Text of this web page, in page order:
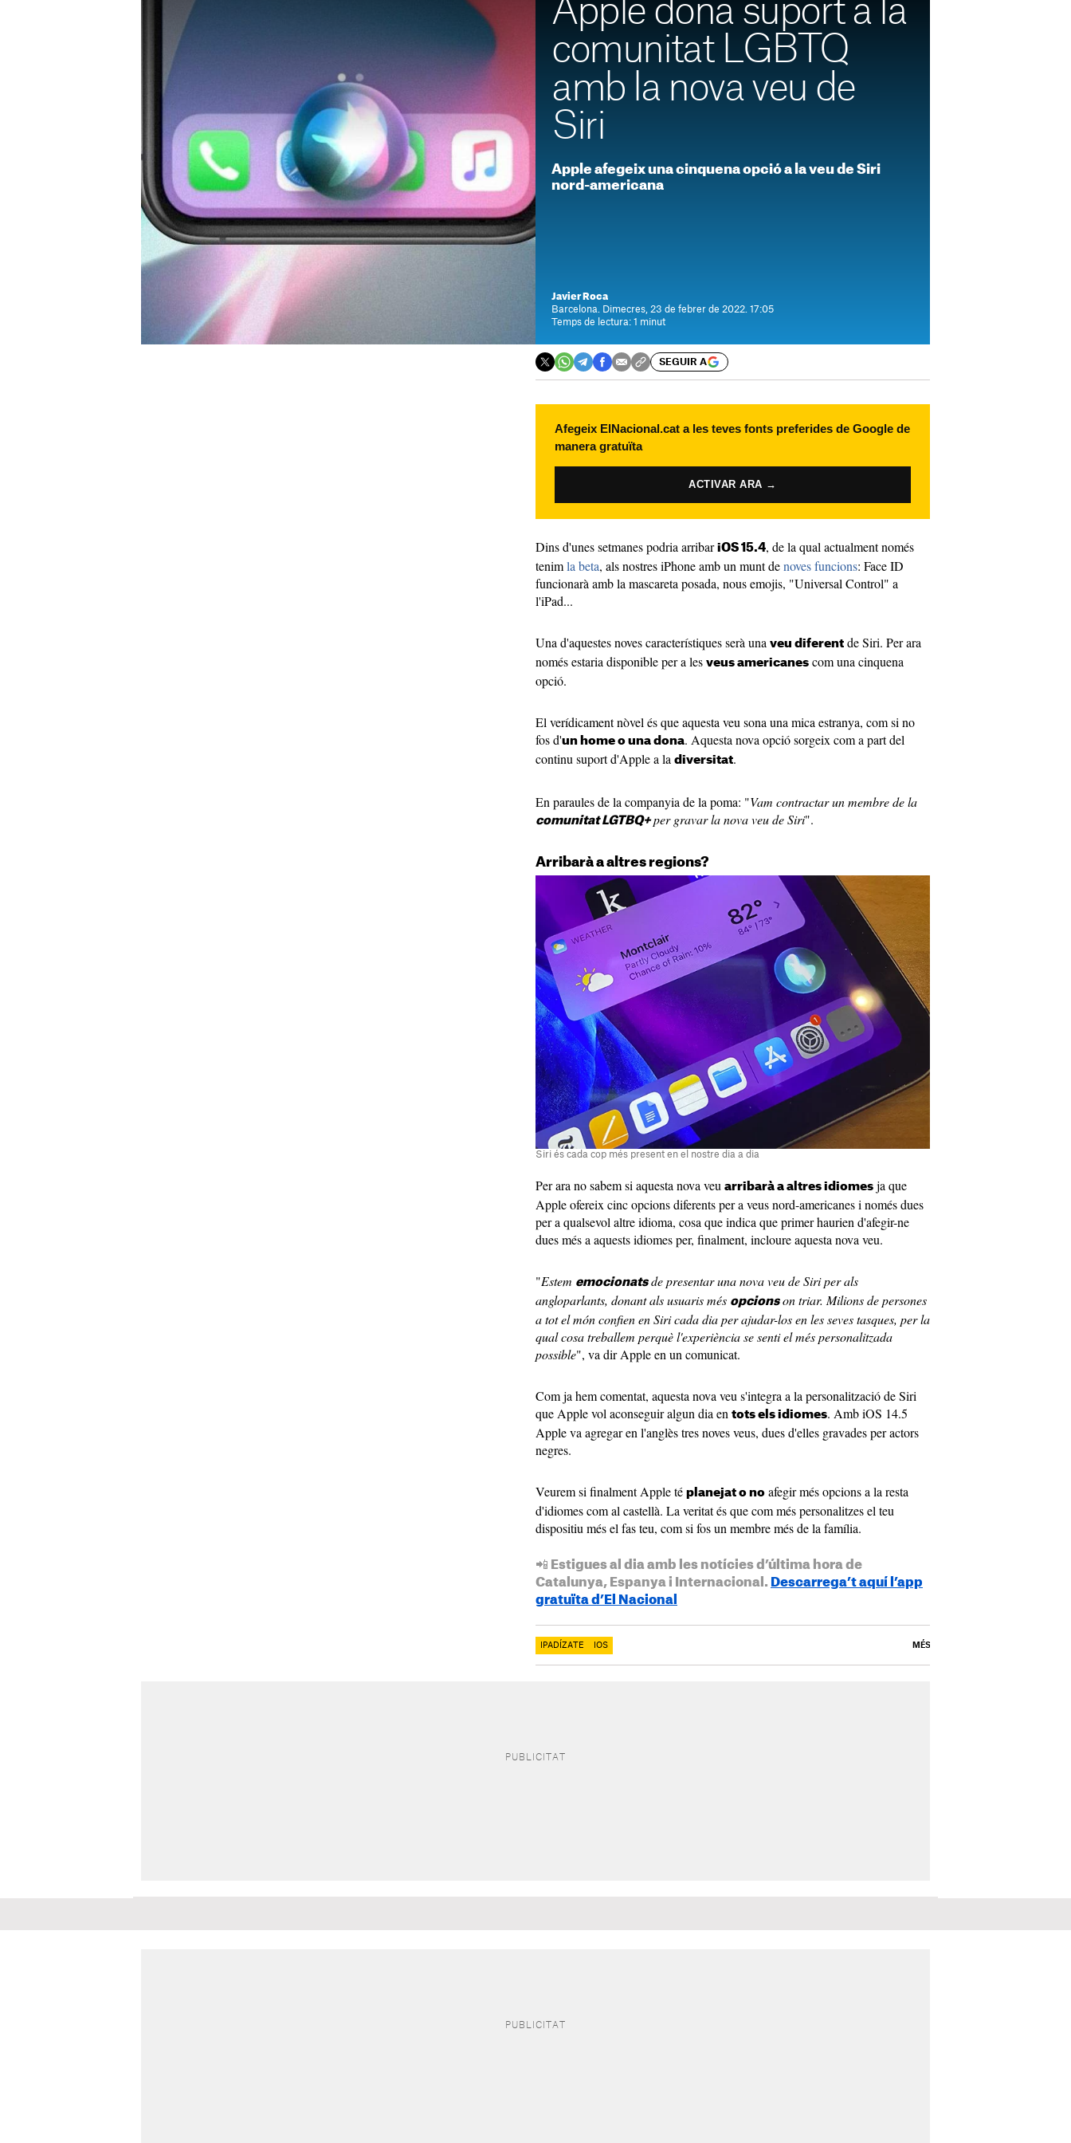
Apple dona suport a la
comunitat LGBTQ
amb la nova veu de
Siri
Apple afegeix una cinquena opció a la veu de Siri
nord-americana
Javier Roca
Barcelona. Dimecres, 23 de febrer de 2022. 17:05
Temps de lectura: 1 minut
SEGUIR A
Afegeix ElNacional.cat a les teves fonts preferides de Google de
manera gratuïta
ACTIVAR ARA →
Dins d'unes setmanes podria arribar iOS 15.4, de la qual actualment només
tenimla beta, als nostres iPhone amb un munt denoves funcions: Face ID
funcionarà amb la mascareta posada, nous emojis, "Universal Control" a
l'iPad...
Una d'aquestes noves característiques serà una veu diferent de Siri. Per ara
només estaria disponible per a les veus americanes com una cinquena
opció.
El verídicament nòvel és que aquesta veu sona una mica estranya, com si no
fos d'un home o una dona. Aquesta nova opció sorgeix com a part del
continu suport d'Apple a la diversitat.
En paraules de la companyia de la poma: "Vam contractar un membre de la
comunitat LGTBQ+per gravar la nova veu de Siri".
Arribarà a altres regions?
Siri és cada cop més present en el nostre dia a dia
Per ara no sabem si aquesta nova veu arribarà a altres idiomes ja que
Apple ofereix cinc opcions diferents per a veus nord-americanes i només dues
per a qualsevol altre idioma, cosa que indica que primer haurien d'afegir-ne
dues més a aquests idiomes per, finalment, incloure aquesta nova veu.
"Estem emocionatsde presentar una nova veu de Siri per als
angloparlants, donant als usuaris més opcionson triar. Milions de persones
a tot el món confien en Siri cada dia per ajudar-los en les seves tasques, per la
qual cosa treballem perquè l'experiència se senti el més personalitzada
possible", va dir Apple en un comunicat.
Com ja hem comentat, aquesta nova veu s'integra a la personalització de Siri
que Apple vol aconseguir algun dia en tots els idiomes. Amb iOS 14.5
Apple va agregar en l'anglès tres noves veus, dues d'elles gravades per actors
negres.
Veurem si finalment Apple té planejat o no afegir més opcions a la resta
d'idiomes com al castellà. La veritat és que com més personalitzes el teu
dispositiu més el fas teu, com si fos un membre més de la família.
📲 Estigues al dia amb les notícies d’última hora de
Catalunya, Espanya i Internacional. Descarrega’t aquí l’app
gratuïta d’El Nacional
IPADÍZATE IOS MÉS